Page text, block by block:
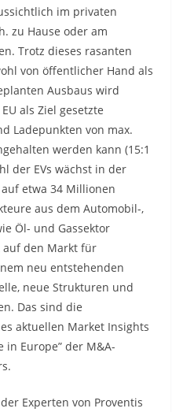
im privaten
zu Hause oder am
Trotz dieses rasanten
von öffentlicher Hand als
Ausbaus wird
als Ziel gesetzte
Ladepunkten von max.
werden kann (15:1
der EVs wächst in der
etwa 34 Millionen
aus dem Automobil-,
Öl- und Gassektor
den Markt für
neu entstehenden
neue Strukturen und
Das sind die
aktuellen Market Insights
in Europe” der M&A-
Experten von Proventis